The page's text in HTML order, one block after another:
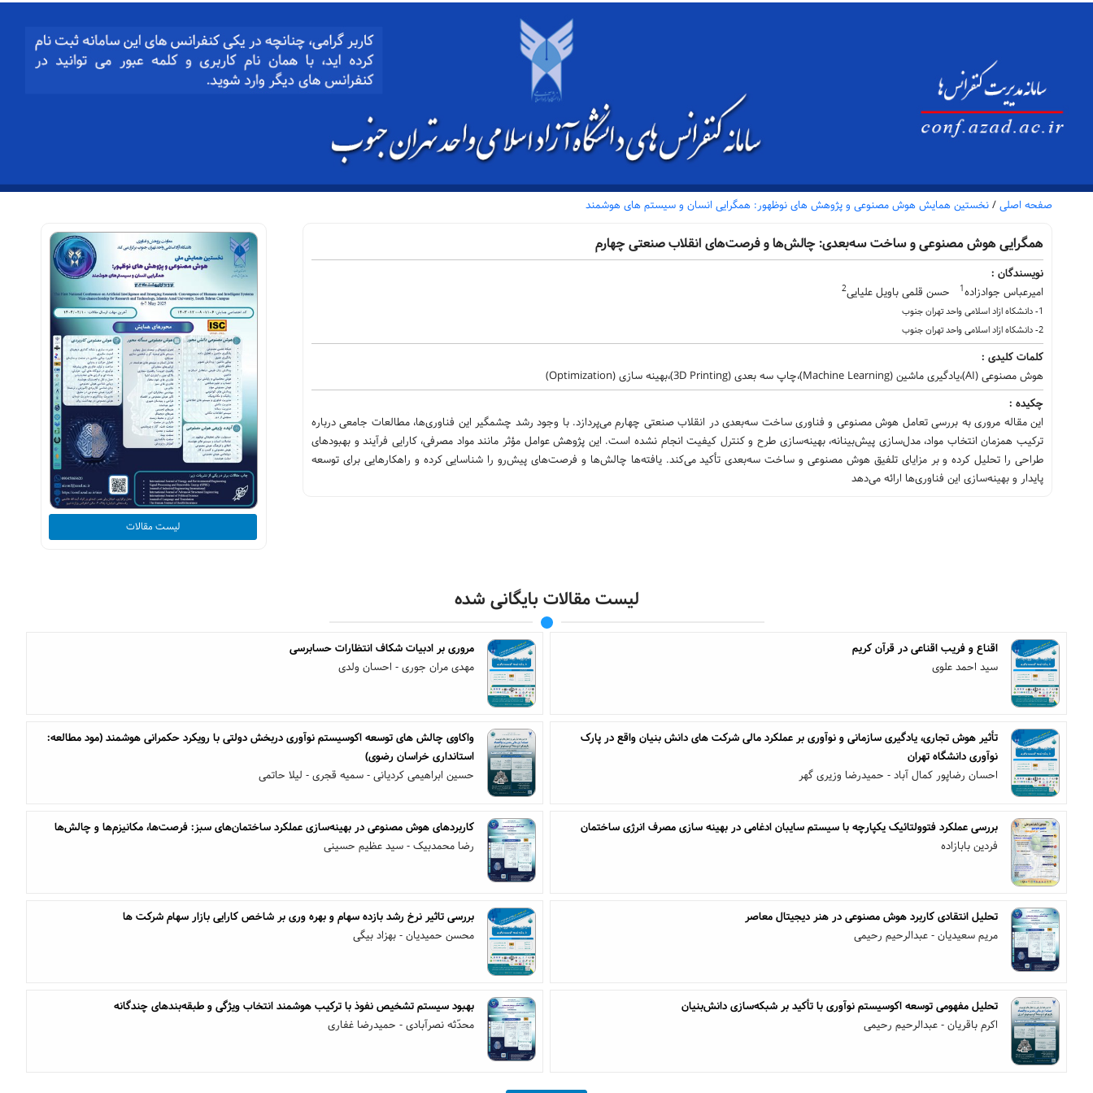
صفحه اصلی / نخستین همایش هوش مصنوعی و پژوهش های نوظهور: همگرایی انسان و سیستم های هوشمند
همگرایی هوش مصنوعی و ساخت سه‌بعدی: چالش‌ها و فرصت‌های انقلاب صنعتی چهارم
نویسندگان :
امیرعباس جوادزاده1 حسن قلمی باویل علیایی2
1- دانشکاه ازاد اسلامی واحد تهران جنوب
2- دانشکاه ازاد اسلامی واحد تهران جنوب
کلمات کلیدی :
هوش مصنوعی (AI)،یادگیری ماشین (Machine Learning)،چاپ سه بعدی (3D Printing)،بهینه سازی (Optimization)
چکیده :
این مقاله مروری به بررسی تعامل هوش مصنوعی و فناوری ساخت سه‌بعدی در انقلاب صنعتی چهارم می‌پردازد. با وجود رشد چشمگیر این فناوری‌ها، مطالعات جامعی درباره
ترکیب همزمان انتخاب مواد، مدل‌سازی پیش‌بینانه، بهینه‌سازی طرح و کنترل کیفیت انجام نشده است. این پژوهش عوامل مؤثر مانند مواد مصرفی، کارایی فرآیند و بهبودهای
طراحی را تحلیل کرده و بر مزایای تلفیق هوش مصنوعی و ساخت سه‌بعدی تأکید می‌کند. یافته‌ها چالش‌ها و فرصت‌های پیش‌رو را شناسایی کرده و راهکارهایی برای توسعه
پایدار و بهینه‌سازی این فناوری‌ها ارائه می‌دهد
لیست مقالات
لیست مقالات بایگانی شده
اقناع و فریب اقناعی در قرآن کریم
سید احمد علوی
مروری بر ادبیات شکاف انتظارات حسابرسی
مهدی مران جوری - احسان ولدی
تأثیر هوش تجاری، یادگیری سازمانی و نوآوری بر عملکرد مالی شرکت های دانش بنیان واقع در پارک
نوآوری دانشگاه تهران
احسان رضاپور کمال آباد - حمیدرضا وزیری گهر
واکاوی چالش های توسعه اکوسیستم نوآوری دربخش دولتی با رویکرد حکمرانی هوشمند (مود مطالعه:
استانداری خراسان رضوی)
حسین ابراهیمی کردیانی - سمیه قجری - لیلا حاتمی
بررسی عملکرد فتوولتائیک یکپارچه با سیستم سایبان ادغامی در بهینه سازی مصرف انرژی ساختمان
فردین بابازاده
کاربردهای هوش مصنوعی در بهینه‌سازی عملکرد ساختمان‌های سبز: فرصت‌ها، مکانیزم‌ها و چالش‌ها
رضا محمدبیک - سید عظیم حسینی
تحلیل انتقادی کاربرد هوش مصنوعی در هنر دیجیتال معاصر
مریم سعیدیان - عبدالرحیم رحیمی
بررسی تاثیر نرخ رشد بازده سهام و بهره وری بر شاخص کارایی بازار سهام شرکت ها
محسن حمیدیان - بهزاد بیگی
تحلیل مفهومی توسعه اکوسیستم نوآوری با تأکید بر شبکه‌سازی دانش‌بنیان
اکرم باقریان - عبدالرحیم رحیمی
بهبود سیستم تشخیص نفوذ با ترکیب هوشمند انتخاب ویژگی و طبقه‌بندهای چندگانه
محدّثه نصرآبادی - حمیدرضا غفاری